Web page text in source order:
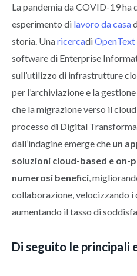
La pandemia da COVID-19 ha
esperimento di lavoro da casa
storia. UnaricercadiOpenText
software di Enterprise
sull’utilizzo di infrastrutture
per l’archiviazione e la
che la migrazione verso il
processo di Digital
dall’indagine emerge che un
soluzioni cloud-based e
numerosi benefici,
collaborazione, velocizzando i
aumentando il tasso di
Di seguito le principali